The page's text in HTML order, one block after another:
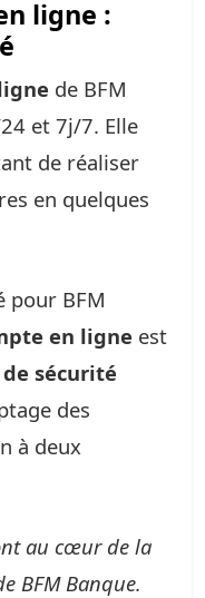
ligne :
de BFM
et 7j/7. Elle
de réaliser
en quelques
pour BFM
en ligne est
sécurité
des
à deux
au cœur de la
BFM Banque.